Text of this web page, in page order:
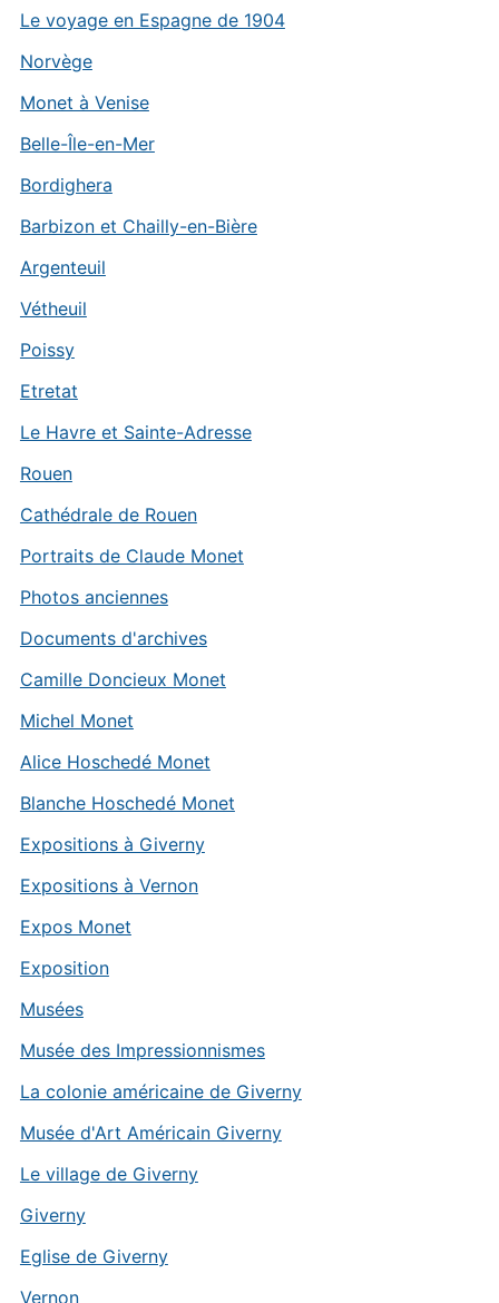
Le voyage en Espagne de 1904
Norvège
Monet à Venise
Belle-Île-en-Mer
Bordighera
Barbizon et Chailly-en-Bière
Argenteuil
Vétheuil
Poissy
Etretat
Le Havre et Sainte-Adresse
Rouen
Cathédrale de Rouen
Portraits de Claude Monet
Photos anciennes
Documents d'archives
Camille Doncieux Monet
Michel Monet
Alice Hoschedé Monet
Blanche Hoschedé Monet
Expositions à Giverny
Expositions à Vernon
Expos Monet
Exposition
Musées
Musée des Impressionnismes
La colonie américaine de Giverny
Musée d'Art Américain Giverny
Le village de Giverny
Giverny
Eglise de Giverny
Vernon